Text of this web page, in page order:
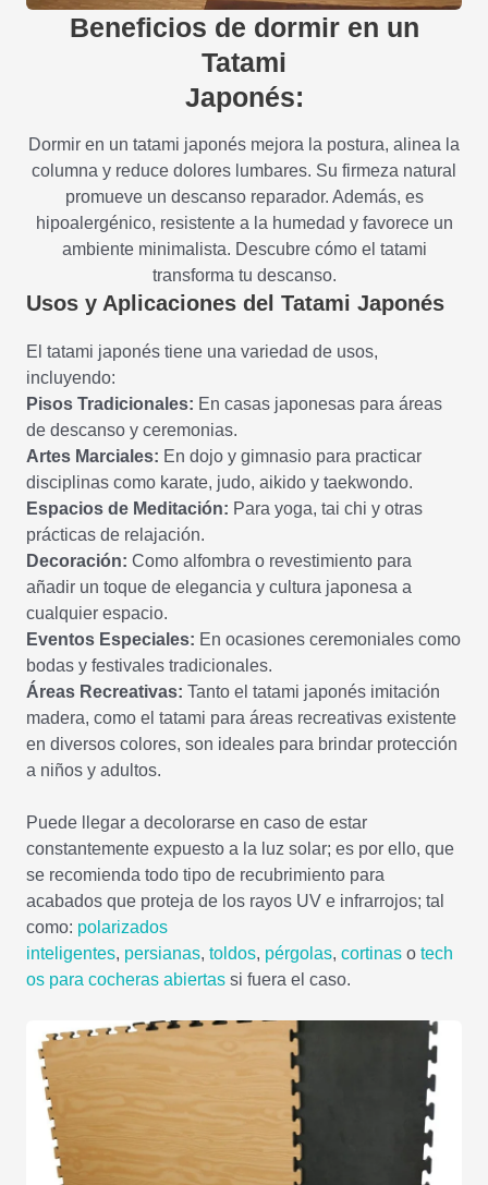
Beneficios de dormir en un
Tatami
Japonés:
Dormir en un tatami japonés mejora la postura, alinea la
columna y reduce dolores lumbares. Su firmeza natural
promueve un descanso reparador. Además, es
hipoalergénico, resistente a la humedad y favorece un
ambiente minimalista. Descubre cómo el tatami
transforma tu descanso.
Usos y Aplicaciones del Tatami Japonés
El tatami japonés tiene una variedad de usos,
incluyendo:
Pisos Tradicionales: En casas japonesas para áreas
de descanso y ceremonias.
Artes Marciales: En dojo y gimnasio para practicar
disciplinas como karate, judo, aikido y taekwondo.
Espacios de Meditación: Para yoga, tai chi y otras
prácticas de relajación.
Decoración: Como alfombra o revestimiento para
añadir un toque de elegancia y cultura japonesa a
cualquier espacio.
Eventos Especiales: En ocasiones ceremoniales como
bodas y festivales tradicionales.
Áreas Recreativas: Tanto el tatami japonés imitación
madera, como el tatami para áreas recreativas existente
en diversos colores, son ideales para brindar protección
a niños y adultos.
Puede llegar a decolorarse en caso de estar
constantemente expuesto a la luz solar; es por ello, que
se recomienda todo tipo de recubrimiento para
acabados que proteja de los rayos UV e infrarrojos; tal
como: polarizados
inteligentes, persianas, toldos, pérgolas, cortinas o tech
os para cocheras abiertas si fuera el caso.